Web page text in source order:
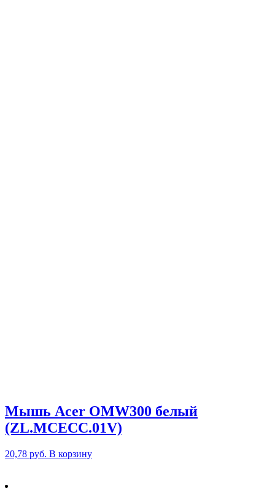
Мышь Acer OMW300 белый
(ZL.MCECC.01V)
20,78 руб. В корзину